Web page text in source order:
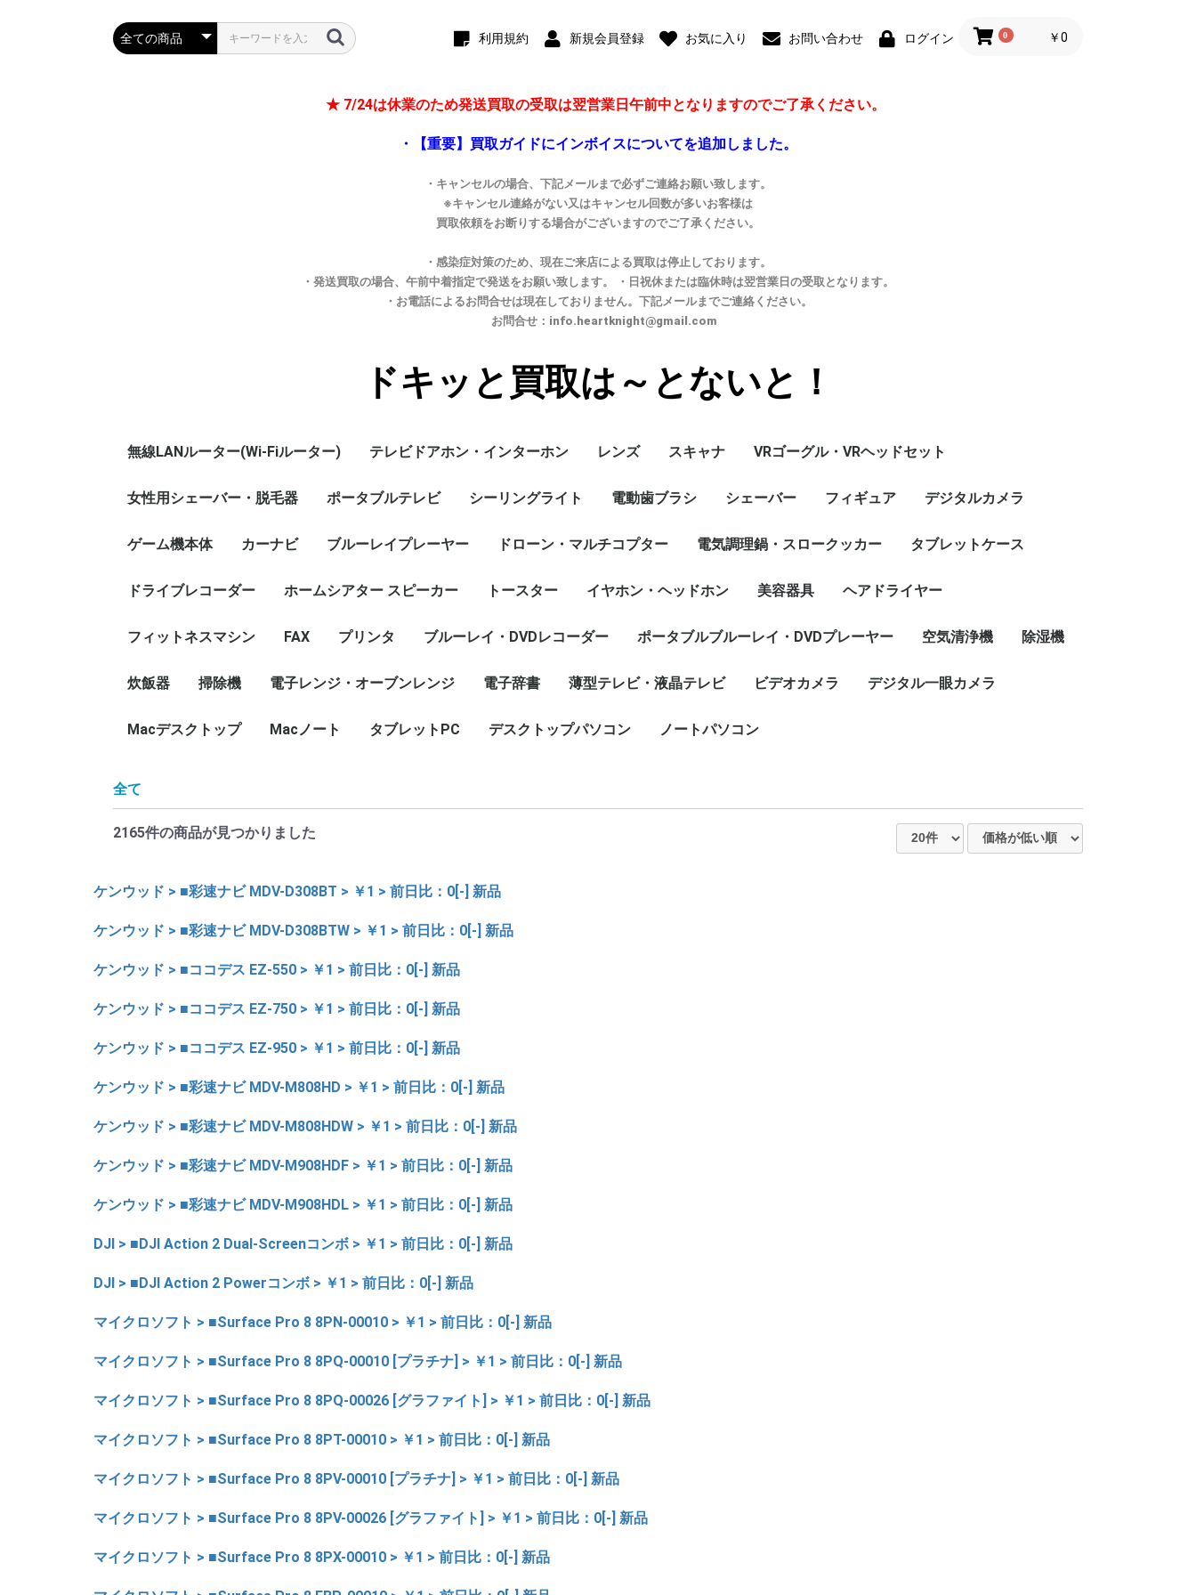
利用規約 新規会員登録 お気に入り お問い合わせ ログイン 0 ￥0
★ 7/24は休業のため発送買取の受取は翌営業日午前中となりますのでご了承ください。
・【重要】買取ガイドにインボイスについてを追加しました。
・キャンセルの場合、下記メールまで必ずご連絡お願い致します。
※キャンセル連絡がない又はキャンセル回数が多いお客様は
買取依頼をお断りする場合がございますのでご了承ください。
・感染症対策のため、現在ご来店による買取は停止しております。
・発送買取の場合、午前中着指定で発送をお願い致します。 ・日祝休または臨休時は翌営業日の受取となります。
・お電話によるお問合せは現在しておりません。下記メールまでご連絡ください。
お問合せ：info.heartknight@gmail.com
ドキッと買取は～とないと！
無線LANルーター(Wi-Fiルーター) テレビドアホン・インターホン レンズ スキャナ VRゴーグル・VRヘッドセット
女性用シェーバー・脱毛器 ポータブルテレビ シーリングライト 電動歯ブラシ シェーバー フィギュア デジタルカメラ
ゲーム機本体 カーナビ ブルーレイプレーヤー ドローン・マルチコプター 電気調理鍋・スロークッカー タブレットケース
ドライブレコーダー ホームシアター スピーカー トースター イヤホン・ヘッドホン 美容器具 ヘアドライヤー
フィットネスマシン FAX プリンタ ブルーレイ・DVDレコーダー ポータブルブルーレイ・DVDプレーヤー 空気清浄機 除湿機
炊飯器 掃除機 電子レンジ・オーブンレンジ 電子辞書 薄型テレビ・液晶テレビ ビデオカメラ デジタル一眼カメラ
Macデスクトップ Macノート タブレットPC デスクトップパソコン ノートパソコン
全て
2165件の商品が見つかりました
ケンウッド > ■彩速ナビ MDV-D308BT > ￥1 > 前日比：0[-] 新品
ケンウッド > ■彩速ナビ MDV-D308BTW > ￥1 > 前日比：0[-] 新品
ケンウッド > ■ココデス EZ-550 > ￥1 > 前日比：0[-] 新品
ケンウッド > ■ココデス EZ-750 > ￥1 > 前日比：0[-] 新品
ケンウッド > ■ココデス EZ-950 > ￥1 > 前日比：0[-] 新品
ケンウッド > ■彩速ナビ MDV-M808HD > ￥1 > 前日比：0[-] 新品
ケンウッド > ■彩速ナビ MDV-M808HDW > ￥1 > 前日比：0[-] 新品
ケンウッド > ■彩速ナビ MDV-M908HDF > ￥1 > 前日比：0[-] 新品
ケンウッド > ■彩速ナビ MDV-M908HDL > ￥1 > 前日比：0[-] 新品
DJI > ■DJI Action 2 Dual-Screenコンボ > ￥1 > 前日比：0[-] 新品
DJI > ■DJI Action 2 Powerコンボ > ￥1 > 前日比：0[-] 新品
マイクロソフト > ■Surface Pro 8 8PN-00010 > ￥1 > 前日比：0[-] 新品
マイクロソフト > ■Surface Pro 8 8PQ-00010 [プラチナ] > ￥1 > 前日比：0[-] 新品
マイクロソフト > ■Surface Pro 8 8PQ-00026 [グラファイト] > ￥1 > 前日比：0[-] 新品
マイクロソフト > ■Surface Pro 8 8PT-00010 > ￥1 > 前日比：0[-] 新品
マイクロソフト > ■Surface Pro 8 8PV-00010 [プラチナ] > ￥1 > 前日比：0[-] 新品
マイクロソフト > ■Surface Pro 8 8PV-00026 [グラファイト] > ￥1 > 前日比：0[-] 新品
マイクロソフト > ■Surface Pro 8 8PX-00010 > ￥1 > 前日比：0[-] 新品